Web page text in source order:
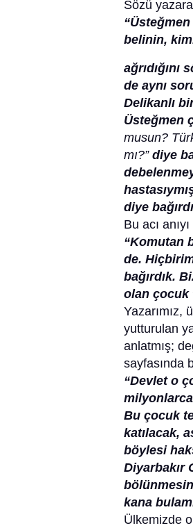
Sözü
belinin,
de aynı
Delikanlı
Üsteğmen
musun?
mı?”diye
diye
Bu acı
“Komutan
de.
bağırdık.
olan çocuk
Yazarımız,
yutturulan
anlatmış;
sayfasında
“Devlet o
Bu çocuk
katılacak,
böylesi
Diyarbakır
kana
Ülkemizde